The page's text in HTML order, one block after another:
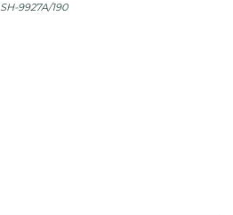
SH-9927A/190